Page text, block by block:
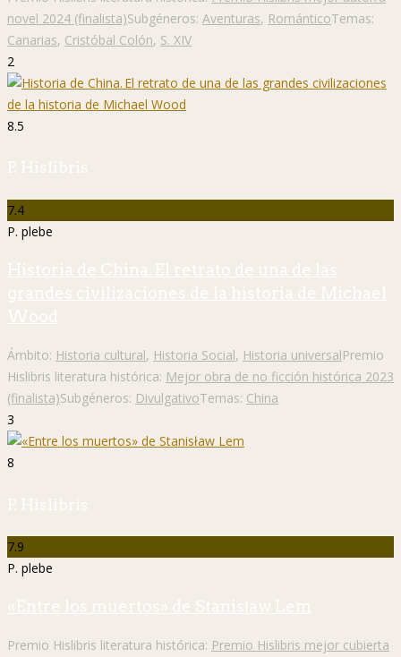
novel 2024 (finalista)Subgéneros: Aventuras, RománticoTemas:
Canarias, Cristóbal Colón, S. XIV
2
8.5
P. Hislibris
7.4
P. plebe
Historia de China. El retrato de una de las
grandes civilizaciones de la historia de Michael
Wood
Ámbito: Historia cultural, Historia Social, Historia universalPremio
Hislibris literatura histórica: Mejor obra de no ficción histórica 2023
(finalista)Subgéneros: DivulgativoTemas: China
3
8
P. Hislibris
7.9
P. plebe
«Entre los muertos» de Stanisław Lem
Premio Hislibris literatura histórica: Premio Hislibris mejor cubierta